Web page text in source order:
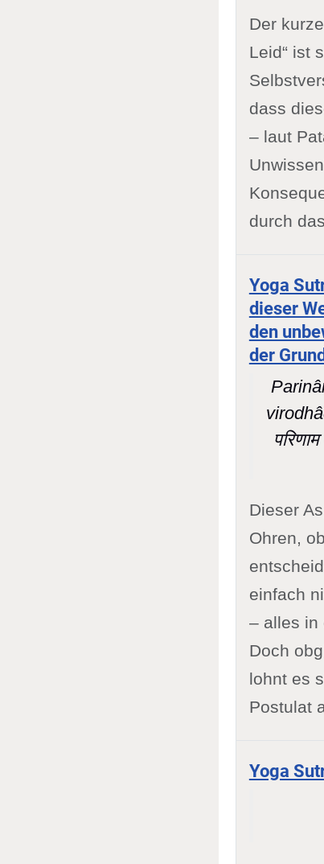
Der
Leid“ ist
dass
– laut
durch
Yoga
dieser
den
der
Dieser
Ohren,
einfach
– alles in
Doch
lohnt es
Postulat
Yoga